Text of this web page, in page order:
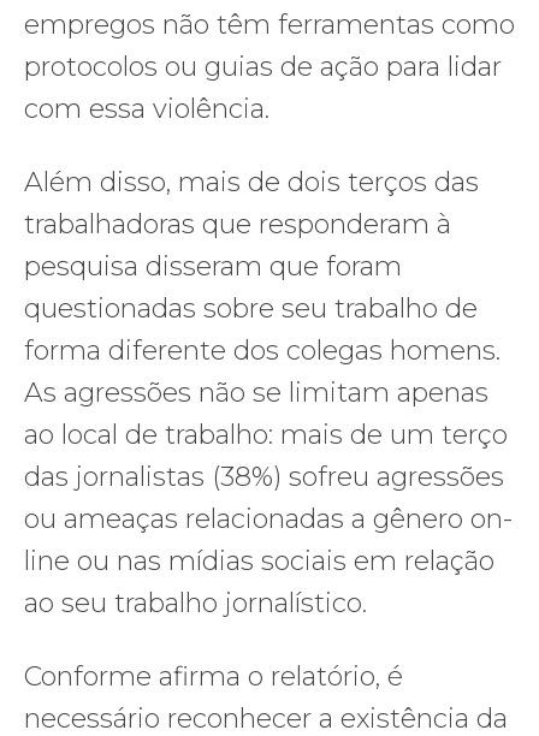
empregos não têm ferramentas como
protocolos ou guias de ação para lidar
com essa violência.
Além disso, mais de dois terços das
trabalhadoras que responderam à
pesquisa disseram que foram
questionadas sobre seu trabalho de
forma diferente dos colegas homens.
As agressões não se limitam apenas
ao local de trabalho: mais de um terço
das jornalistas (38%) sofreu agressões
ou ameaças relacionadas a gênero on-
line ou nas mídias sociais em relação
ao seu trabalho jornalístico.
Conforme afirma o relatório, é
necessário reconhecer a existência da